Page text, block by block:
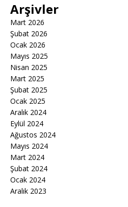
Arşivler
Mart 2026
Şubat 2026
Ocak 2026
Mayıs 2025
Nisan 2025
Mart 2025
Şubat 2025
Ocak 2025
Aralık 2024
Eylül 2024
Ağustos 2024
Mayıs 2024
Mart 2024
Şubat 2024
Ocak 2024
Aralık 2023